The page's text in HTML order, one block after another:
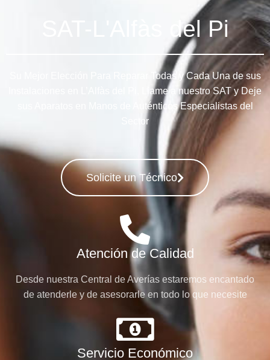
SAT-L'Alfàs del Pi
Su Mejor Elección Para Reparar Todas y Cada Una de sus
Instalaciones en L’Alfàs del Pi, Llame a nuestro SAT y Deje
sus Aparatos en Manos de Auténticos Especialistas del
Sector
Solicite un Técnico
Atención de Calidad
Desde nuestra Central de Averías estaremos encantado
de atenderle y de asesorarle en todo lo que necesite
Servicio Económico